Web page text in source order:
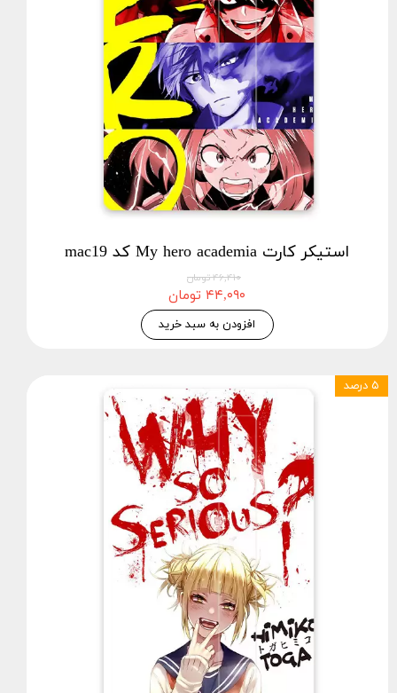
استیکر کارت My hero academia کد mac19
۴۶,۴۱۰ تومان
۴۴,۰۹۰ تومان
افزودن به سبد خرید
۵ درصد